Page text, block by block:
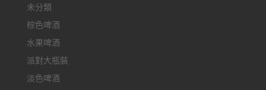
未分類
棕色啤酒
水果啤酒
派對大瓶裝
淡色啤酒